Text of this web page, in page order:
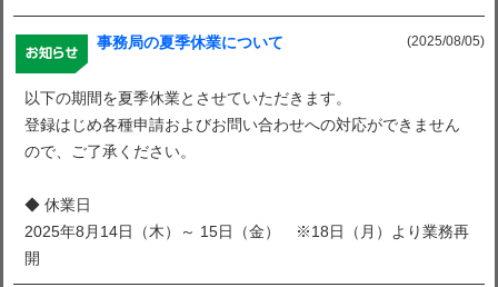
(2025/08/05)
事務局の夏季休業について
以下の期間を夏季休業とさせていただきます。
登録はじめ各種申請およびお問い合わせへの対応ができません
ので、ご了承ください。
◆ 休業日
2025年8月14日（木）～ 15日（金） ※18日（月）より業務再
開